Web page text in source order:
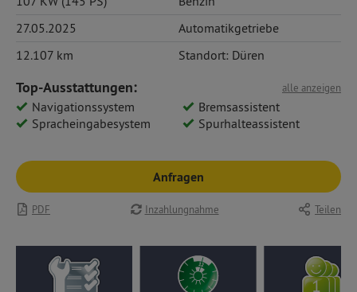
27.05.2025
Automatikgetriebe
12.107 km
Standort: Düren
alle anzeigen
Top-Ausstattungen:
Navigationssystem
Bremsassistent
Spracheingabesystem
Spurhalteassistent
Anfragen
PDF Inzahlungnahme Teilen